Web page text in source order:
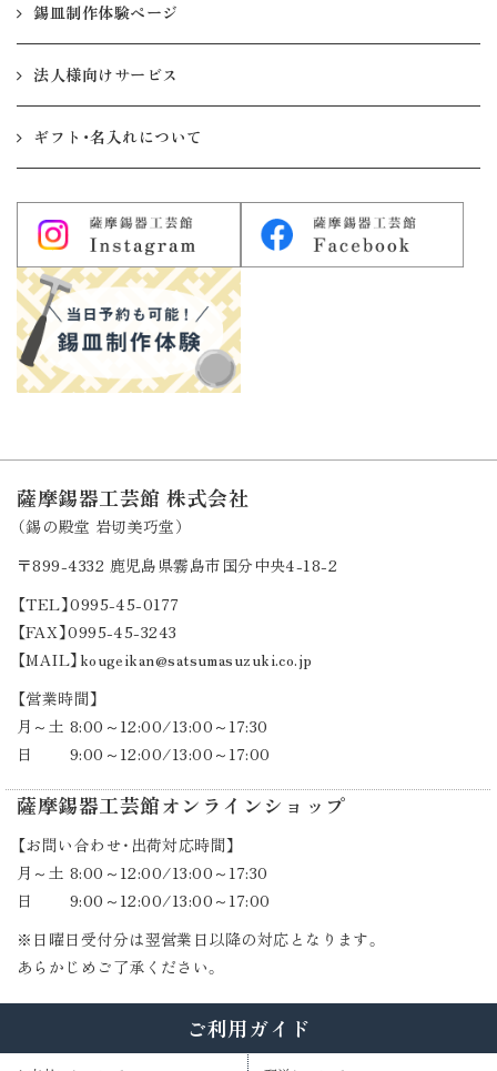
錫皿制作体験ページ
法人様向けサービス
ギフト・名入れについて
薩摩錫器工芸館 株式会社
（錫の殿堂 岩切美巧堂）
〒899-4332 鹿児島県霧島市国分中央4-18-2
【TEL】0995-45-0177
【FAX】0995-45-3243
【MAIL】kougeikan@satsumasuzuki.co.jp
【営業時間】
月～土 8:00～12:00/13:00～17:30
日 9:00～12:00/13:00～17:00
薩摩錫器工芸館オンラインショップ
【お問い合わせ・出荷対応時間】
月～土 8:00～12:00/13:00～17:30
日 9:00～12:00/13:00～17:00
※日曜日受付分は翌営業日以降の対応となります。
あらかじめご了承ください。
ご利用ガイド